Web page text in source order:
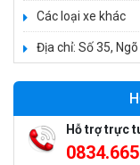
Các loại xe khác
Địa chỉ: Số 35,
Hỗ trợ trực